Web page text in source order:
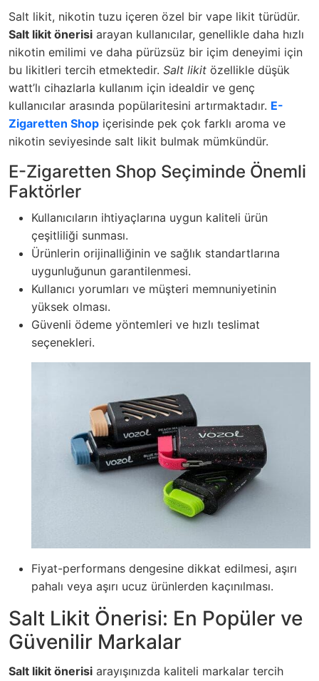
Salt likit, nikotin tuzu içeren özel bir vape likit türüdür.
Salt likit önerisi arayan kullanıcılar, genellikle daha hızlı
nikotin emilimi ve daha pürüzsüz bir içim deneyimi için
bu likitleri tercih etmektedir. Salt likit özellikle düşük
watt’lı cihazlarla kullanım için idealdir ve genç
kullanıcılar arasında popülaritesini artırmaktadır. E-
Zigaretten Shop içerisinde pek çok farklı aroma ve
nikotin seviyesinde salt likit bulmak mümkündür.
E-Zigaretten Shop Seçiminde Önemli
Faktörler
Kullanıcıların ihtiyaçlarına uygun kaliteli ürün
çeşitliliği sunması.
Ürünlerin orijinalliğinin ve sağlık standartlarına
uygunluğunun garantilenmesi.
Kullanıcı yorumları ve müşteri memnuniyetinin
yüksek olması.
Güvenli ödeme yöntemleri ve hızlı teslimat
seçenekleri.
Fiyat-performans dengesine dikkat edilmesi, aşırı
pahalı veya aşırı ucuz ürünlerden kaçınılması.
Salt Likit Önerisi: En Popüler ve
Güvenilir Markalar
Salt likit önerisi arayışınızda kaliteli markalar tercih